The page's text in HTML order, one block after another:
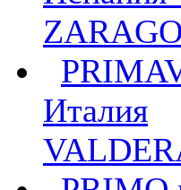
Италия